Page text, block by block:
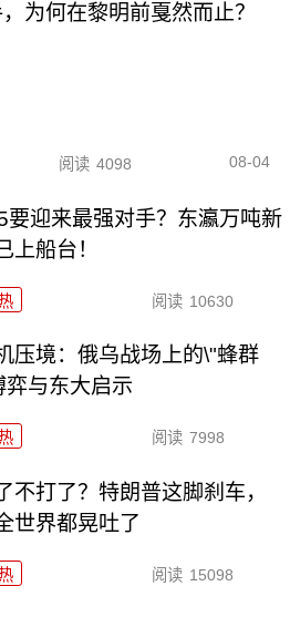
为何在黎明前戛然而止？
阅读 4098 08-04
要迎来最强对手？东瀛万吨新
上船台！
阅读 10630
压境：俄乌战场上的\"蜂群
弈与东大启示
阅读 7998
不打了？特朗普这脚刹车，
世界都晃吐了
阅读 15098